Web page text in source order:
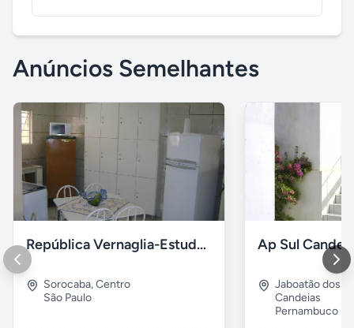
Anúncios Semelhantes
República Vernaglia-Estudantes e ou Trabalhadores
Sorocaba,Centro
São Paulo
Ap Sul
Jaboatão dos
Candeias
Pernambuco